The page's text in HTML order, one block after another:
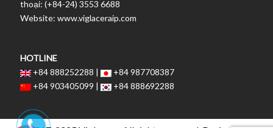
thoại: (+84-24) 3553 6688
Website: www.viglaceraip.com
HOTLINE
+84 888252288 |
+84 987708387
+84 903405099 |
+84 888692288